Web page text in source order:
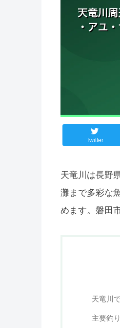
Twitter
天竜川は長野
灘まで多彩な
めます。磐田
天竜川
主要釣